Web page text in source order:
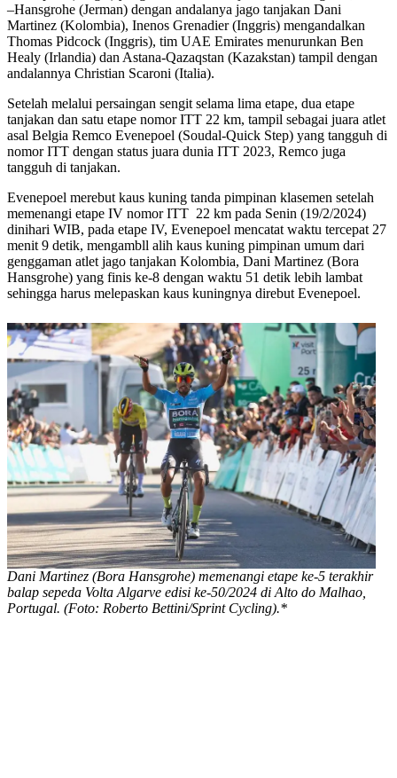
–Hansgrohe (Jerman) dengan andalanya jago tanjakan Dani
Martinez (Kolombia), Inenos Grenadier (Inggris) mengandalkan
Thomas Pidcock (Inggris), tim UAE Emirates menurunkan Ben
Healy (Irlandia) dan Astana-Qazaqstan (Kazakstan) tampil dengan
andalannya Christian Scaroni (Italia).
Setelah melalui persaingan sengit selama lima etape, dua etape
tanjakan dan satu etape nomor ITT 22 km, tampil sebagai juara atlet
asal Belgia Remco Evenepoel (Soudal-Quick Step) yang tangguh di
nomor ITT dengan status juara dunia ITT 2023, Remco juga
tangguh di tanjakan.
Evenepoel merebut kaus kuning tanda pimpinan klasemen setelah
memenangi etape IV nomor ITT 22 km pada Senin (19/2/2024)
dinihari WIB, pada etape IV, Evenepoel mencatat waktu tercepat 27
menit 9 detik, mengambll alih kaus kuning pimpinan umum dari
genggaman atlet jago tanjakan Kolombia, Dani Martinez (Bora
Hansgrohe) yang finis ke-8 dengan waktu 51 detik lebih lambat
sehingga harus melepaskan kaus kuningnya direbut Evenepoel.
Dani Martinez (Bora Hansgrohe) memenangi etape ke-5 terakhir
balap sepeda Volta Algarve edisi ke-50/2024 di Alto do Malhao,
Portugal. (Foto: Roberto Bettini/Sprint Cycling).*